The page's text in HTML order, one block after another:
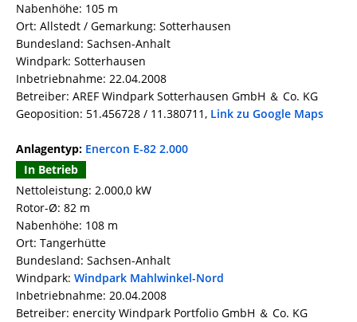
Nabenhöhe: 105 m
Ort: Allstedt / Gemarkung: Sotterhausen
Bundesland: Sachsen-Anhalt
Windpark: Sotterhausen
Inbetriebnahme: 22.04.2008
Betreiber: AREF Windpark Sotterhausen GmbH ＆ Co. KG
Geoposition: 51.456728 / 11.380711, Link zu Google Maps
Anlagentyp: Enercon E-82 2.000
In Betrieb
Nettoleistung: 2.000,0 kW
Rotor-Ø: 82 m
Nabenhöhe: 108 m
Ort: Tangerhütte
Bundesland: Sachsen-Anhalt
Windpark: Windpark Mahlwinkel-Nord
Inbetriebnahme: 20.04.2008
Betreiber: enercity Windpark Portfolio GmbH ＆ Co. KG